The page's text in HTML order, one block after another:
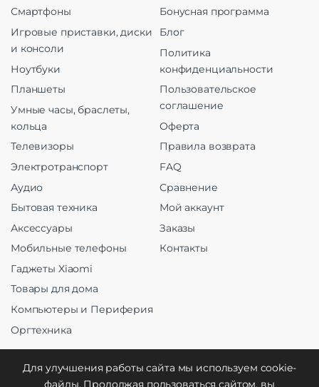
Смартфоны
Игровые приставки, диски
и консоли
Ноутбуки
Планшеты
Умные часы, браслеты,
кольца
Телевизоры
Электротранспорт
Аудио
Бытовая техника
Аксессуары
Мобильные телефоны
Гаджеты Xiaomi
Товары для дома
Компьютеры и Периферия
Оргтехника
Бонусная программа
Блог
Политика
конфиденциальности
Пользовательское
соглашение
Оферта
Правила возврата
FAQ
Сравнение
Мой аккаунт
Заказы
Контакты
Для улучшения работы сайта мы используем cookie-
файлы. Продолжая пользоваться сайтом, вы